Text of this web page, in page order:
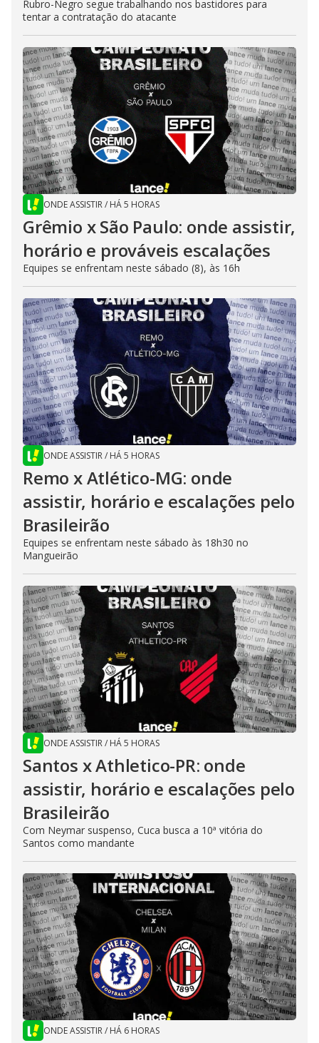
Rubro-Negro segue trabalhando nos bastidores para
tentar a contratação do atacante
ONDE ASSISTIR/ HÁ 5 HORAS
Grêmio x São Paulo: onde assistir,
horário e prováveis escalações
Equipes se enfrentam neste sábado (8), às 16h
ONDE ASSISTIR/ HÁ 5 HORAS
Remo x Atlético-MG: onde
assistir, horário e escalações pelo
Brasileirão
Equipes se enfrentam neste sábado às 18h30 no
Mangueirão
ONDE ASSISTIR/ HÁ 5 HORAS
Santos x Athletico-PR: onde
assistir, horário e escalações pelo
Brasileirão
Com Neymar suspenso, Cuca busca a 10ª vitória do
Santos como mandante
ONDE ASSISTIR/ HÁ 6 HORAS